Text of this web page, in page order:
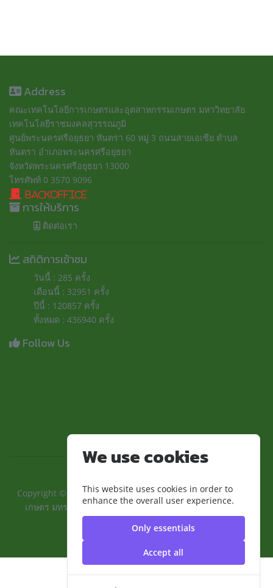
We use cookies
This website uses cookies in order to
enhance the overall user experience.
Only essentials
Accept all
Address
คณะเทคโนโลยีการเกษตรและอุตสาหกรรมเกษตร มหาวิทยาลัย
เทคโนโลยีราชมงคลสุวรรณภูมิ
ศูนย์พระนครศรีอยุธยา หันตรา 60 หมู่ 3 ถนนสายเอเซีย ตำบล
หันตรา อำเภอพระนครศรีอยุธยา
จังหวัดพระนครศรีอยุธยา 13000
โทรศัพท์ 0 3570 9096
BackOffice
การให้บริการ
ติดต่อเรา
สถิติการเข้าชม
วันนี้ : 285 ครั้ง
เดือนนี้ : 32951 ครั้ง
ปีนี้ : 120857 ครั้ง
ทั้งหมด : 436940 ครั้ง
Follow Us
Copyright ©2024 ::คณะเทคโนโลยีการเกษตรและอุตสาหกรรม
เกษตร มทร.สุวรรณภูมิ:: | มหาวิทยาลัยเทคโนโลยีราชมงคล